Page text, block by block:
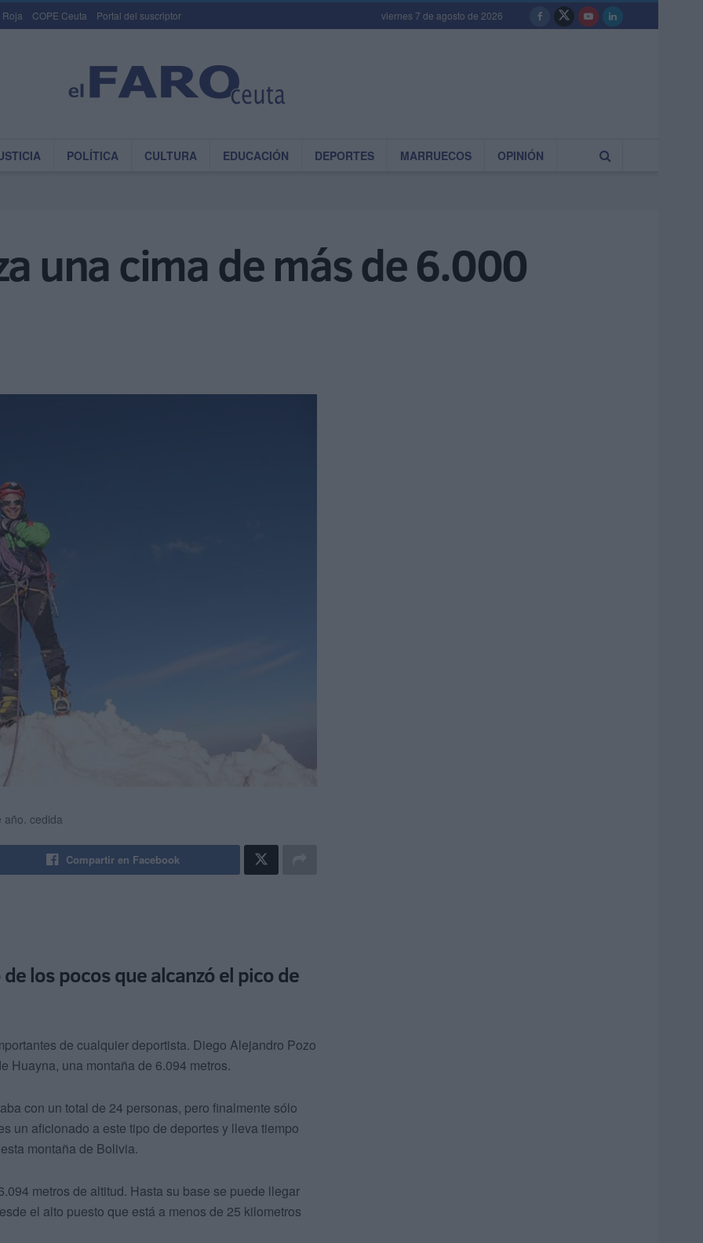
Roja COPE Ceuta Portal del suscriptor viernes 7 de agosto de 2026
POLÍTICA CULTURA EDUCACIÓN DEPORTES MARRUECOS OPINIÓN
una cima de más de 6.000
año. cedida
Compartir en Facebook
los pocos que alcanzó el pico de
de cualquier deportista. Diego Alejandro Pozo
Huayna, una montaña de 6.094 metros.
con un total de 24 personas, pero finalmente sólo
un aficionado a este tipo de deportes y lleva tiempo
montaña de Bolivia.
metros de altitud. Hasta su base se puede llegar
el alto puesto que está a menos de 25 kilometros